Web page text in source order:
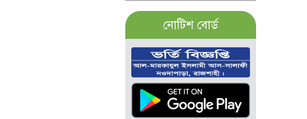
নোটিশ বোর্ড